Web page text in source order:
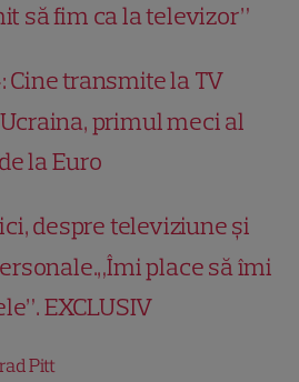
să fim ca la televizor”
Cine transmite la TV
primul meci al
la Euro
despre televiziune și
place să îmi
EXCLUSIV
Pitt